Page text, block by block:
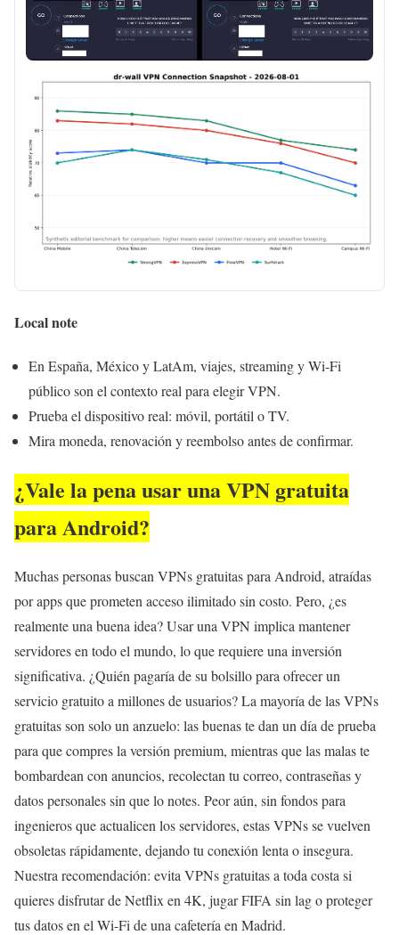
Local note
En España, México y LatAm, viajes, streaming y Wi-Fi
público son el contexto real para elegir VPN.
Prueba el dispositivo real: móvil, portátil o TV.
Mira moneda, renovación y reembolso antes de confirmar.
¿Vale la pena usar una VPN gratuita
para Android?
Muchas personas buscan VPNs gratuitas para Android, atraídas
por apps que prometen acceso ilimitado sin costo. Pero, ¿es
realmente una buena idea? Usar una VPN implica mantener
servidores en todo el mundo, lo que requiere una inversión
significativa. ¿Quién pagaría de su bolsillo para ofrecer un
servicio gratuito a millones de usuarios? La mayoría de las VPNs
gratuitas son solo un anzuelo: las buenas te dan un día de prueba
para que compres la versión premium, mientras que las malas te
bombardean con anuncios, recolectan tu correo, contraseñas y
datos personales sin que lo notes. Peor aún, sin fondos para
ingenieros que actualicen los servidores, estas VPNs se vuelven
obsoletas rápidamente, dejando tu conexión lenta o insegura.
Nuestra recomendación: evita VPNs gratuitas a toda costa si
quieres disfrutar de Netflix en 4K, jugar FIFA sin lag o proteger
tus datos en el Wi-Fi de una cafetería en Madrid.